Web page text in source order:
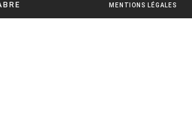
MENTIONS LÉGALES